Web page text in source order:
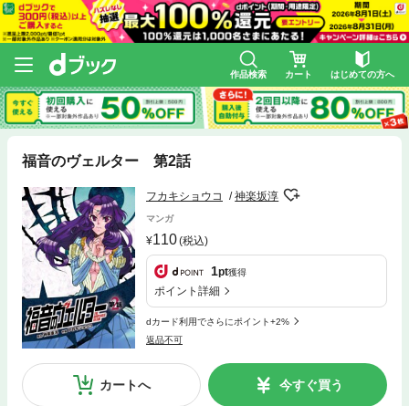
作品検索 カート はじめての方へ
福音のヴェルター 第2話
フカキショウコ 神楽坂淳
マンガ
110(税込)
1pt獲得
ポイント詳細
dカード利用でさらにポイント+2%
返品不可
カートへ 今すぐ買う